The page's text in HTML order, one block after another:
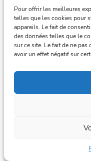
Pour offrir les meilleures
telles que les cookies pour
appareils. Le fait de
des données telles que le
sur ce site. Le fait de ne
avoir un effet négatif sur